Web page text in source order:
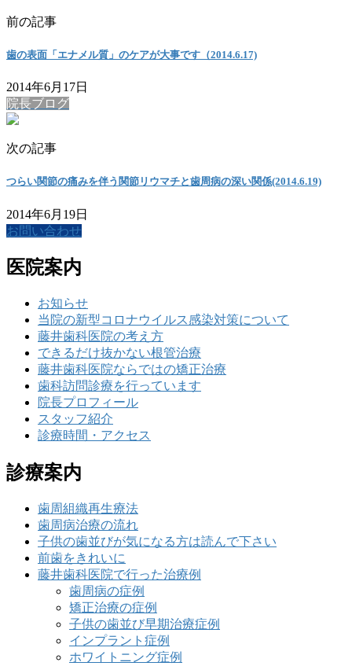
前の記事
歯の表面「エナメル質」のケアが大事です（2014.6.17)
2014年6月17日
院長ブログ
次の記事
つらい関節の痛みを伴う関節リウマチと歯周病の深い関係(2014.6.19)
2014年6月19日
お問い合わせ
医院案内
お知らせ
当院の新型コロナウイルス感染対策について
藤井歯科医院の考え方
できるだけ抜かない根管治療
藤井歯科医院ならではの矯正治療
歯科訪問診療を行っています
院長プロフィール
スタッフ紹介
診療時間・アクセス
診療案内
歯周組織再生療法
歯周病治療の流れ
子供の歯並びが気になる方は読んで下さい
前歯をきれいに
藤井歯科医院で行った治療例
歯周病の症例
矯正治療の症例
子供の歯並び早期治療症例
インプラント症例
ホワイトニング症例